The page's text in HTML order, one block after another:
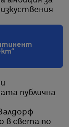
публична
в света по